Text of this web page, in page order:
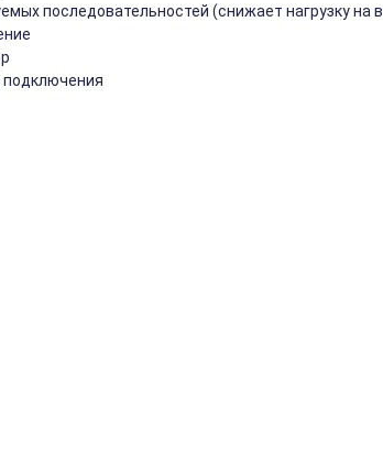
последовательностей (снижает нагрузку на